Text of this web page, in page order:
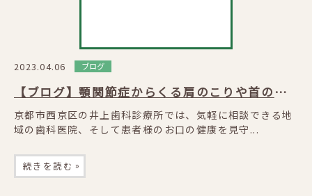
2023.04.06 ブログ
【ブログ】顎関節症からくる肩のこりや首の痛みもインプラントで改善出来ます！
京都市西京区の井上歯科診療所では、気軽に相談できる地
域の歯科医院、そして患者様のお口の健康を見守...
続きを読む »